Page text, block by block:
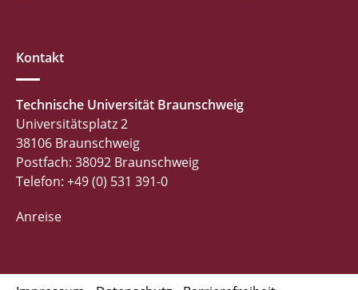
Kontakt
Technische Universität Braunschweig
Universitätsplatz 2
38106 Braunschweig
Postfach: 38092 Braunschweig
Telefon: +49 (0) 531 391-0
Anreise